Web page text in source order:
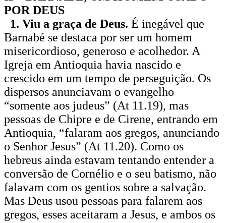
POR DEUS
1. Viu a graça de Deus. É inegável que
Barnabé se destaca por ser um homem
misericordioso, generoso e acolhedor. A
Igreja em Antioquia havia nascido e
crescido em um tempo de perseguição. Os
dispersos anunciavam o evangelho
“somente aos judeus” (At 11.19), mas
pessoas de Chipre e de Cirene, entrando em
Antioquia, “falaram aos gregos, anunciando
o Senhor Jesus” (At 11.20). Como os
hebreus ainda estavam tentando entender a
conversão de Cornélio e o seu batismo, não
falavam com os gentios sobre a salvação.
Mas Deus usou pessoas para falarem aos
gregos, esses aceitaram a Jesus, e ambos os